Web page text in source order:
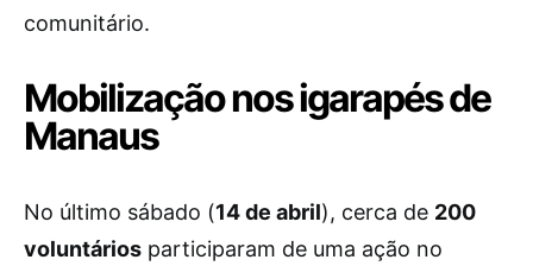
comunitário.
Mobilização nos igarapés de
Manaus
No último sábado (14 de abril), cerca de 200
voluntários participaram de uma ação no